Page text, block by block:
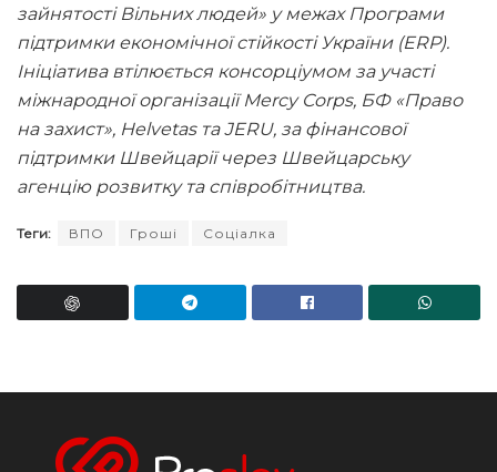
зайнятості Вільних людей» у межах Програми
підтримки економічної стійкості України (ERP).
Ініціатива втілюється консорціумом за участі
міжнародної організації Mercy Corps, БФ «Право
на захист», Helvetas та JERU, за фінансової
підтримки Швейцарії через Швейцарську
агенцію розвитку та співробітництва.
Теги: ВПО Гроші Соціалка